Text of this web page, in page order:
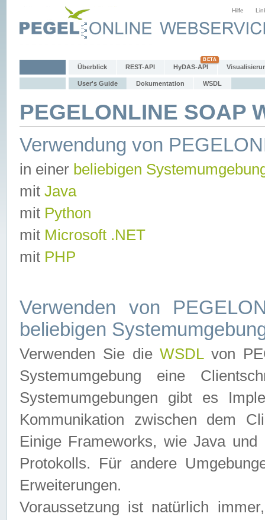
Hilfe
Überblick REST-API HyDAS-API
User's Guide Dokumentation WSDL
PEGELONLINE SOAP
Verwendung von
in einer beliebigen
mit Java
mit Python
mit Microsoft .NET
mit PHP
Verwenden von
beliebigen
Verwenden Sie dieWSDLvon
Systemumgebung eine
Systemumgebungen gibt es
Kommunikation zwischen dem
Einige Frameworks, wie Java
Protokolls. Für andere
Erweiterungen.
Voraussetzung ist natürlich